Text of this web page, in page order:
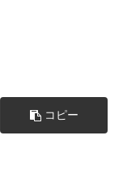
コピー